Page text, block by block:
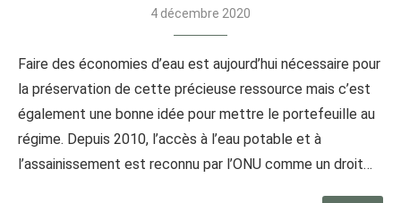
4 décembre 2020
Faire des économies d’eau est aujourd’hui nécessaire pour
la préservation de cette précieuse ressource mais c’est
également une bonne idée pour mettre le portefeuille au
régime. Depuis 2010, l’accès à l’eau potable et à
l’assainissement est reconnu par l’ONU comme un droit…